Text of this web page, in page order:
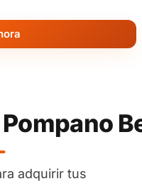
adquirir tus